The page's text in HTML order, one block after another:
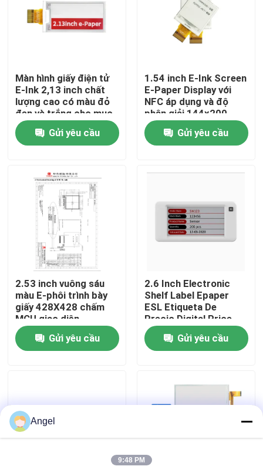
Trang chủ
Video
Chương trình VR
Về chúng tôi
Tham quan nhà máy
Yêu cầu báo giá
Màn hình giấy điện tử
E-Ink 2,13 inch chất
lượng cao có màu đỏ
đen và trắng cho mục
đích Nhãn kệ
Gửi yêu cầu
1.54 inch E-Ink Screen
E-Paper Display với
NFC áp dụng và độ
phân giải 144x200
Gửi yêu cầu
2.53 inch vuông sáu
màu E-phôi trình bày
giấy 428X428 chấm
MCU giao diện
Gửi yêu cầu
2.6 Inch Electronic
Shelf Label Epaper
ESL Etiqueta De
Precio Digital Price
Tag cho siêu thị
Gửi yêu cầu
Angel
9:48 PM